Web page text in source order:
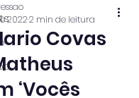
Covas
‘Vocês
20222 min de leitura